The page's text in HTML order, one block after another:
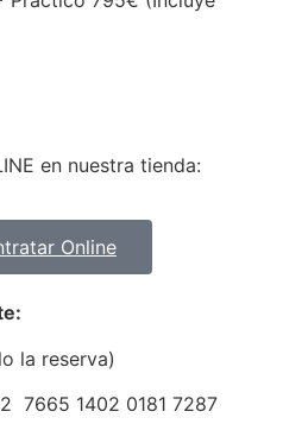
en nuestra tienda:
Online
la reserva)
7665 1402 0181 7287